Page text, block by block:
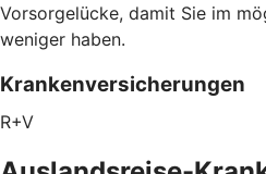
Vorsorgelücke, damit Sie im
weniger haben.
Krankenversicherungen
R+V